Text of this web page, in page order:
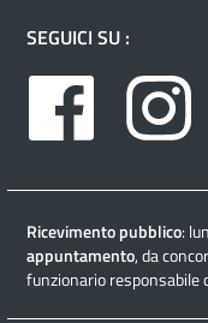
SEGUICI SU :
Facebook
Ricevimento pubblico:
appuntamento, da
funzionario responsabile